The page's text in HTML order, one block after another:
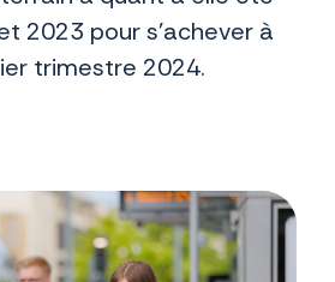
2023 pour s’achever à
trimestre 2024.